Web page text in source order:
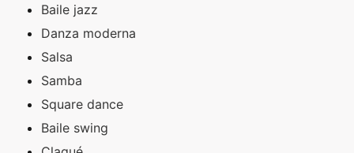
Baile jazz
Danza moderna
Salsa
Samba
Square dance
Baile swing